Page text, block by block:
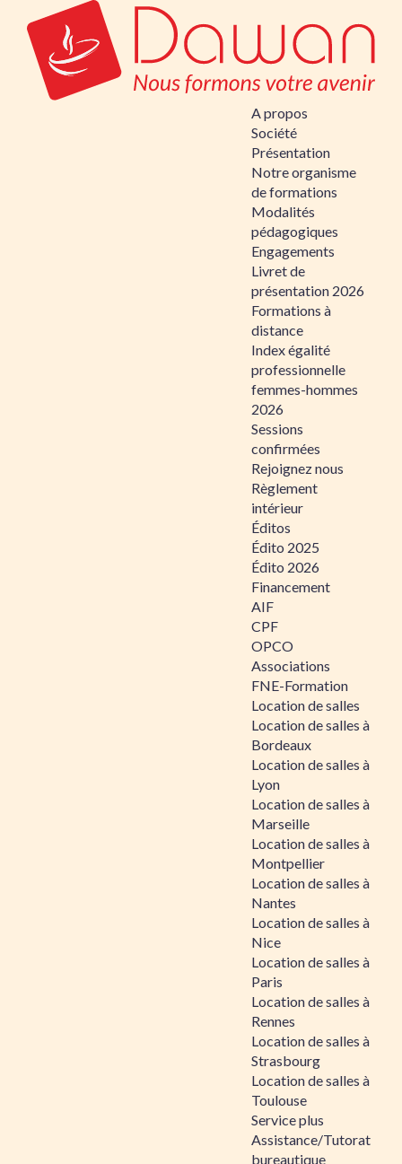
A propos
Société
Présentation
Notre organisme
de formations
Modalités
pédagogiques
Engagements
Livret de
présentation 2026
Formations à
distance
Index égalité
professionnelle
femmes-hommes
2026
Sessions
confirmées
Rejoignez nous
Règlement
intérieur
Éditos
Édito 2025
Édito 2026
Financement
AIF
CPF
OPCO
Associations
FNE-Formation
Location de salles
Location de salles à
Bordeaux
Location de salles à
Lyon
Location de salles à
Marseille
Location de salles à
Montpellier
Location de salles à
Nantes
Location de salles à
Nice
Location de salles à
Paris
Location de salles à
Rennes
Location de salles à
Strasbourg
Location de salles à
Toulouse
Service plus
Assistance/Tutorat
bureautique